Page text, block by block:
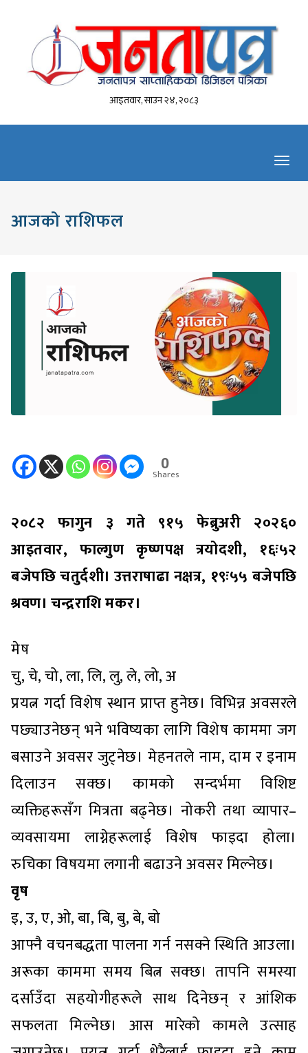
आइतवार, साउन २४, २०८३
आजको राशिफल
0
Shares
२०८२ फागुन ३ गते ९१५ फेब्रुअरी २०२६०
आइतवार, फाल्गुण कृष्णपक्ष त्रयोदशी, १६ः५२
बजेपछि चतुर्दशी। उत्तराषाढा नक्षत्र, १९ः५५ बजेपछि
श्रवण। चन्द्रराशि मकर।
मेष
चु, चे, चो, ला, लि, लु, ले, लो, अ
प्रयत्न गर्दा विशेष स्थान प्राप्त हुनेछ। विभिन्न अवसरले
पछ्याउनेछन् भने भविष्यका लागि विशेष काममा जग
बसाउने अवसर जुट्नेछ। मेहनतले नाम, दाम र इनाम
दिलाउन सक्छ। कामको सन्दर्भमा विशिष्ट
व्यक्तिहरूसँग मित्रता बढ्नेछ। नोकरी तथा व्यापार–
व्यवसायमा लाग्नेहरूलाई विशेष फाइदा होला।
रुचिका विषयमा लगानी बढाउने अवसर मिल्नेछ।
वृष
इ, उ, ए, ओ, बा, बि, बु, बे, बो
आफ्नै वचनबद्धता पालना गर्न नसक्ने स्थिति आउला।
अरूका काममा समय बित्न सक्छ। तापनि समस्या
दर्साउँदा सहयोगीहरूले साथ दिनेछन् र आंशिक
सफलता मिल्नेछ। आस मारेको कामले उत्साह